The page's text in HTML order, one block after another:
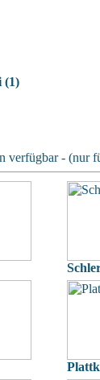
(1)
verfügbar - (nur